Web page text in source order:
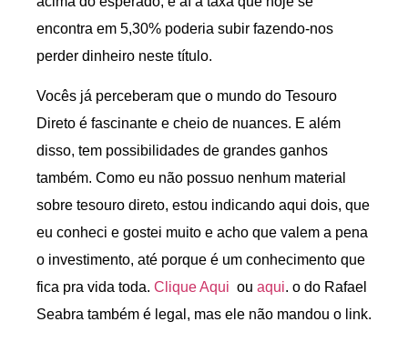
encontra em 5,30% poderia subir fazendo-nos
perder dinheiro neste título.
Vocês já perceberam que o mundo do Tesouro
Direto é fascinante e cheio de nuances. E além
disso, tem possibilidades de grandes ganhos
também. Como eu não possuo nenhum material
sobre tesouro direto, estou indicando aqui dois, que
eu conheci e gostei muito e acho que valem a pena
o investimento, até porque é um conhecimento que
fica pra vida toda. Clique Aqui ou aqui. o do Rafael
Seabra também é legal, mas ele não mandou o link.